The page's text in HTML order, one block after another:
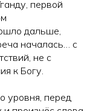
первой
дальше,
началась… с
не с
к Богу.
уровня, перед